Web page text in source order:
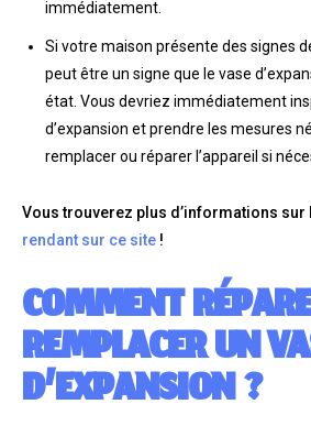
immédiatement.
Si votre maison présente des signes
peut être un signe que le vase
état. Vous devriez immédiatement
d’expansion et prendre les mesures
remplacer ou réparer l’appareil si
Vous trouverez plus d’informations sur
rendant sur ce site !
COMMENT
REMPLACER UN
D’EXPANSION ?